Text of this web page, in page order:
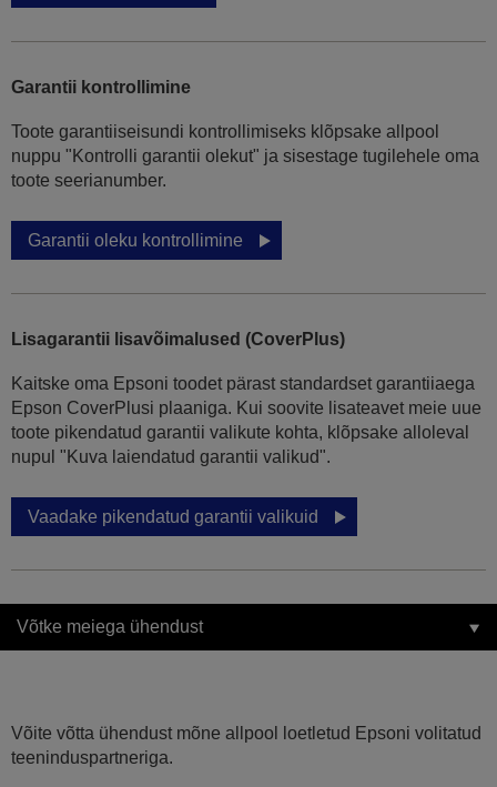
Garantii kontrollimine
Toote garantiiseisundi kontrollimiseks klõpsake allpool
nuppu "Kontrolli garantii olekut" ja sisestage tugilehele oma
toote seerianumber.
Garantii oleku kontrollimine
Lisagarantii lisavõimalused (CoverPlus)
Kaitske oma Epsoni toodet pärast standardset garantiiaega
Epson CoverPlusi plaaniga. Kui soovite lisateavet meie uue
toote pikendatud garantii valikute kohta, klõpsake alloleval
nupul "Kuva laiendatud garantii valikud".
Vaadake pikendatud garantii valikuid
Võtke meiega ühendust
Võite võtta ühendust mõne allpool loetletud Epsoni volitatud
teeninduspartneriga.